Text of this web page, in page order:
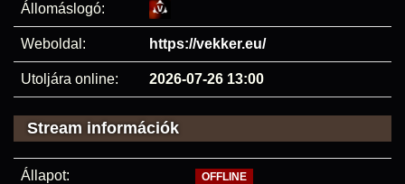
Állomáslogó:
Weboldal: https://vekker.eu/
Utoljára online: 2026-07-26 13:00
Stream információk
Állapot: OFFLINE